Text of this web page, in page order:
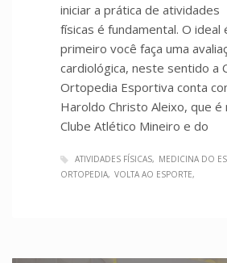
iniciar a prática de atividades
físicas é fundamental. O ideal
primeiro você faça uma
cardiológica, neste sentido a
Ortopedia Esportiva conta
Haroldo Christo Aleixo, que é
Clube Atlético Mineiro e do
ATIVIDADES FÍSICAS
MEDICINA DO
ORTOPEDIA VOLTA AO ESPORTE